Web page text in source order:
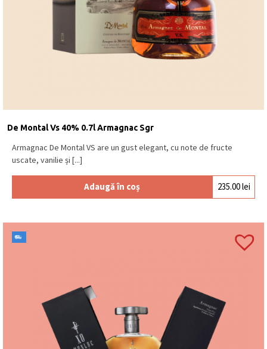
De Montal Vs 40% 0.7l Armagnac Sgr
Armagnac De Montal VS are un gust elegant, cu note de fructe
uscate, vanilie și [...]
Adaugă în coș 235.00lei